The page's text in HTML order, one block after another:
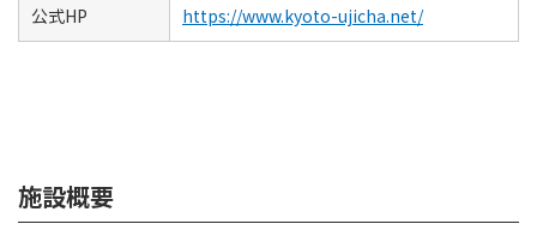
公式HP https://www.kyoto-ujicha.net/
施設概要